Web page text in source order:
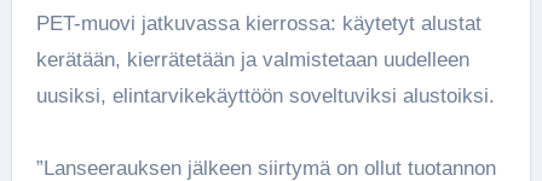
PET-muovi jatkuvassa kierrossa: käytetyt alustat
kerätään, kierrätetään ja valmistetaan uudelleen
uusiksi, elintarvikekäyttöön soveltuviksi alustoiksi.
”Lanseerauksen jälkeen siirtymä on ollut tuotannon